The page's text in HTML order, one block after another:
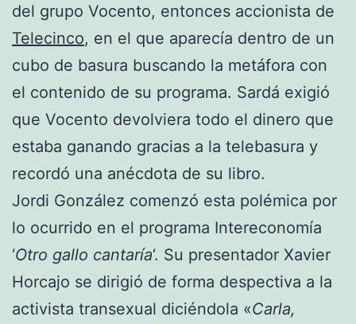
del grupo Vocento, entonces accionista de
Telecinco, en el que aparecía dentro de un
cubo de basura buscando la metáfora con
el contenido de su programa. Sardá exigió
que Vocento devolviera todo el dinero que
estaba ganando gracias a la telebasura y
recordó una anécdota de su libro.
Jordi González comenzó esta polémica por
lo ocurrido en el programa Intereconomía
‘Otro gallo cantaría‘. Su presentador Xavier
Horcajo se dirigió de forma despectiva a la
activista transexual diciéndola «Carla,